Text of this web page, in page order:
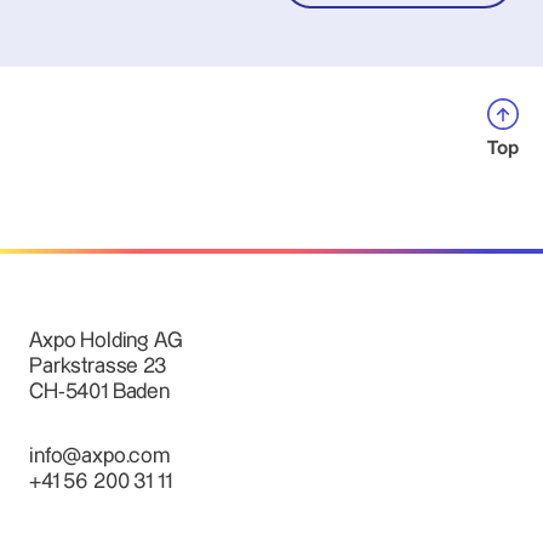
Top
Axpo Holding AG
Parkstrasse 23
CH-5401 Baden
info@axpo.com
+41 56 200 31 11